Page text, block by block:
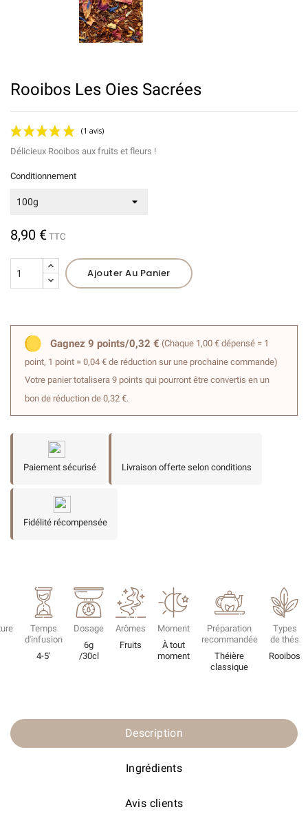
Rooibos Les Oies Sacrées
Délicieux Rooibos aux fruits et fleurs !
Conditionnement
8,90 € TTC
Ajouter Au Panier
Gagnez 9 points/0,32 € (Chaque 1,00 € dépensé = 1
point, 1 point = 0,04 € de réduction sur une prochaine commande)
Votre panier totalisera 9 points qui pourront être convertis en un
bon de réduction de 0,32 €.
Paiement sécurisé Livraison offerte selon conditions
Fidélité récompensée
Temps
d'infusion
4-5'
Dosage
6g
/30cl
Arômes
Fruits
Moment
À tout
moment
Préparation
recommandée
Théière
classique
Types
de thés
Rooibos
Description
Ingrédients
Avis clients